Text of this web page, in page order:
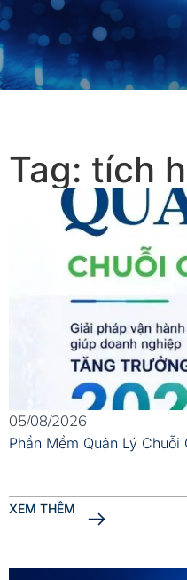
Tag: tích
05/08/2026
Phần Mềm Quản Lý
XEM THÊM